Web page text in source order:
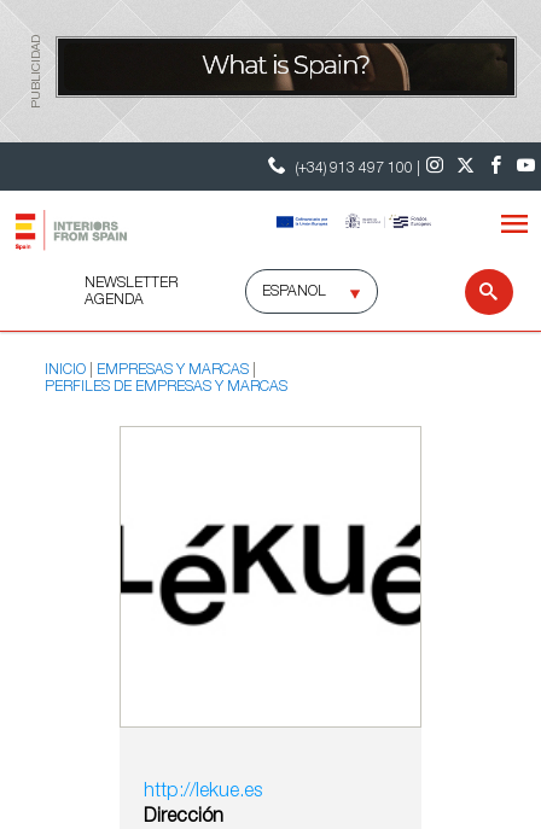
PUBLICIDAD
(+34) 913 497 100 |
NEWSLETTER
AGENDA
Selecciona
idioma
INICIO
EMPRESAS Y MARCAS
PERFILES DE EMPRESAS Y MARCAS
http://lekue.es
Dirección